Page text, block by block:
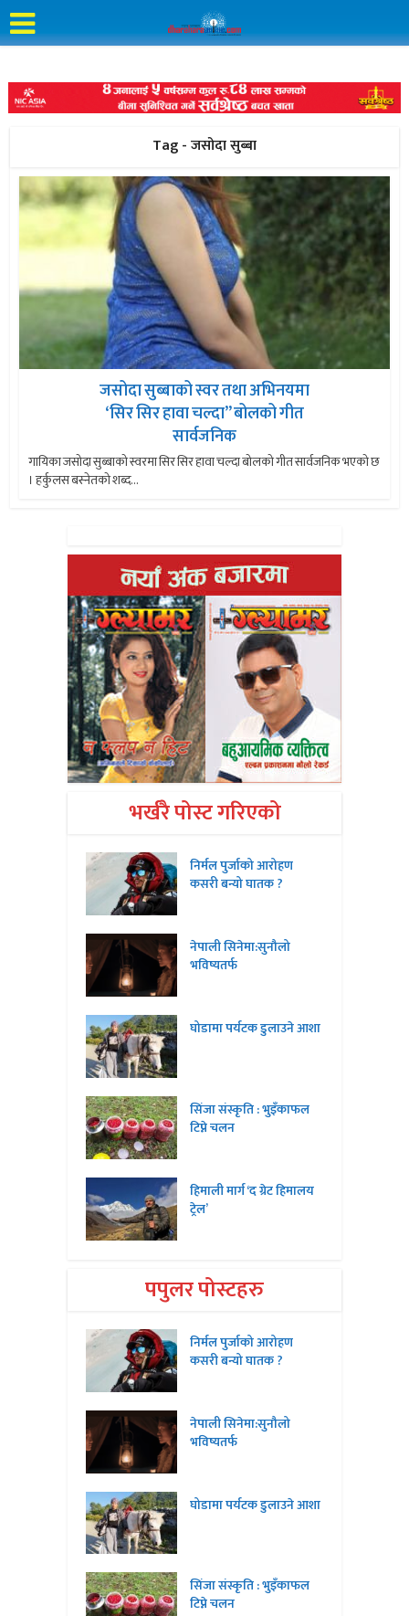
Tag - जसोदा सुब्बा
जसोदा सुब्बाको स्वर तथा अभिनयमा
‘सिर सिर हावा चल्दा” बोलको गीत
सार्वजनिक
गायिका जसोदा सुब्बाको स्वरमा सिर सिर हावा चल्दा बोलको गीत सार्वजनिक भएको छ
। हर्कुलस बस्नेतको शब्द...
भर्खरै पोस्ट गरिएको
निर्मल पुर्जाको आरोहण
कसरी बन्यो घातक ?
नेपाली सिनेमा:सुनौलो
भविष्यतर्फ
घोडामा पर्यटक डुलाउने आशा
सिंजा संस्कृति : भुइँकाफल
टिप्ने चलन
हिमाली मार्ग ‘द ग्रेट हिमालय
ट्रेल’
पपुलर पोस्टहरु
निर्मल पुर्जाको आरोहण
कसरी बन्यो घातक ?
नेपाली सिनेमा:सुनौलो
भविष्यतर्फ
घोडामा पर्यटक डुलाउने आशा
सिंजा संस्कृति : भुइँकाफल
टिप्ने चलन